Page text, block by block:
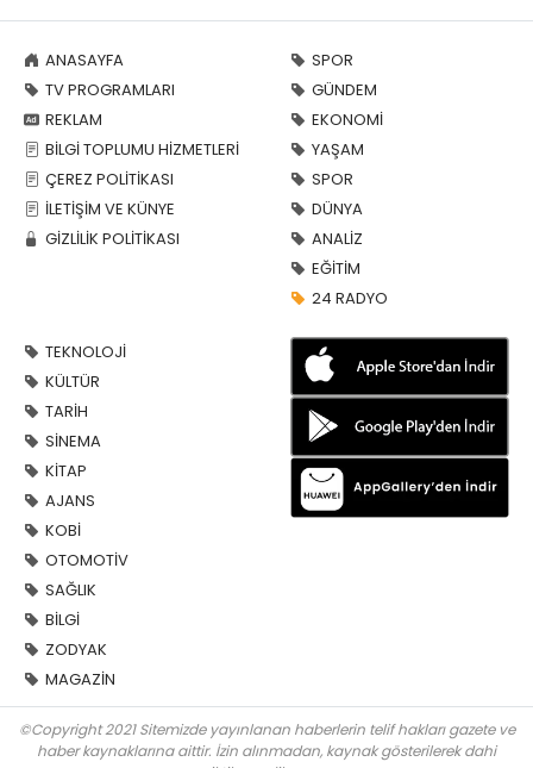
ANASAYFA
TV PROGRAMLARI
REKLAM
BİLGİ TOPLUMU HİZMETLERİ
ÇEREZ POLİTİKASI
İLETİŞİM VE KÜNYE
GİZLİLİK POLİTİKASI
SPOR
GÜNDEM
EKONOMİ
YAŞAM
SPOR
DÜNYA
ANALİZ
EĞİTİM
24 RADYO
TEKNOLOJİ
KÜLTÜR
TARİH
SİNEMA
KİTAP
AJANS
KOBİ
OTOMOTİV
SAĞLIK
BİLGİ
ZODYAK
MAGAZİN
©Copyright 2021 Sitemizde yayınlanan haberlerin telif hakları gazete ve
haber kaynaklarına aittir. İzin alınmadan, kaynak gösterilerek dahi